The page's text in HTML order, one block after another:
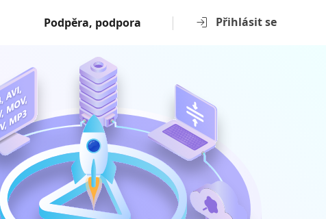
Přihlásit se
Podpěra, podpora